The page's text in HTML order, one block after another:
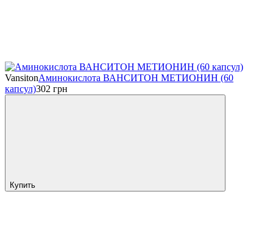
VansitonАминокислота ВАНСИТОН МЕТИОНИН (60
капсул)302 грн
Купить